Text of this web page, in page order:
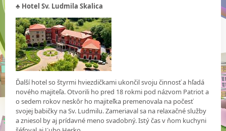
♣ Hotel Sv. Ludmila Skalica
Ďalší hotel so štyrmi hviezdičkami ukončil svoju činnosť a hľadá
nového majiteľa. Otvorili ho pred 18 rokmi pod názvom Patriot a
o sedem rokov neskôr ho majiteľka premenovala na počesť
svojej babičky na Sv. Ludmilu. Zameriaval sa na relaxačné služby
a zniesol by aj prídavné meno svadobný. Istý čas v ňom kuchyni